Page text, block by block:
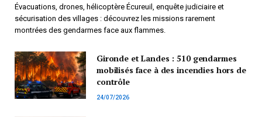
Évacuations, drones, hélicoptère Écureuil, enquête judiciaire et
sécurisation des villages : découvrez les missions rarement
montrées des gendarmes face aux flammes.
Gironde et Landes : 510 gendarmes
mobilisés face à des incendies hors de
contrôle
24/07/2026